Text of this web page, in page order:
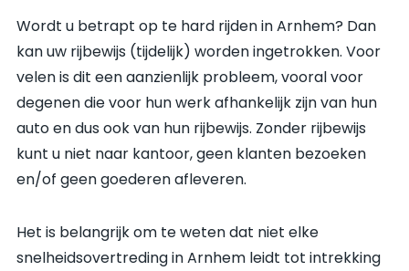
Wordt u betrapt op te hard rijden in Arnhem? Dan
kan uw rijbewijs (tijdelijk) worden ingetrokken. Voor
velen is dit een aanzienlijk probleem, vooral voor
degenen die voor hun werk afhankelijk zijn van hun
auto en dus ook van hun rijbewijs. Zonder rijbewijs
kunt u niet naar kantoor, geen klanten bezoeken
en/of geen goederen afleveren.
Het is belangrijk om te weten dat niet elke
snelheidsovertreding in Arnhem leidt tot intrekking